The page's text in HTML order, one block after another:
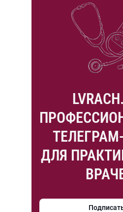
ДЛЯ